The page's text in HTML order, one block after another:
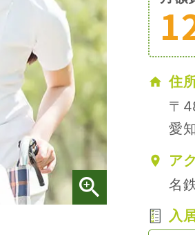
住
〒
愛
ア
名
入